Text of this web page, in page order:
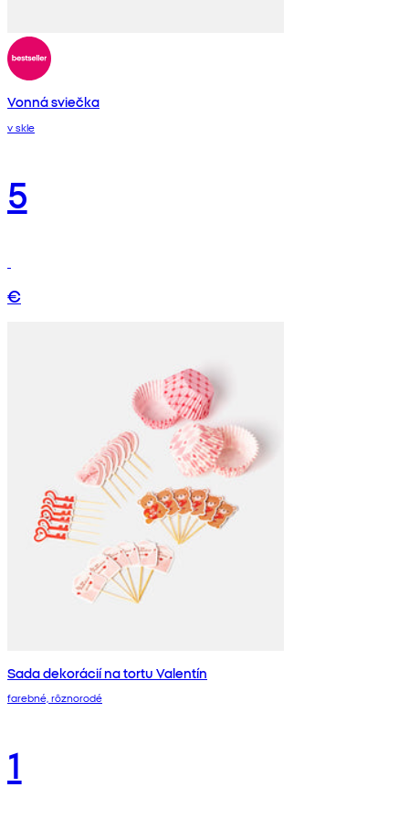
Vonná sviečka
v skle
5
€
Sada dekorácií na tortu Valentín
farebné, rôznorodé
1